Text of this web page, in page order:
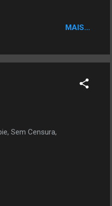
MAIS...
Sem Censura,